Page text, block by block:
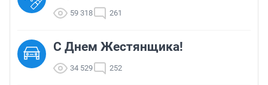
59 318 261
С Днем Жестянщика!
34 529 252